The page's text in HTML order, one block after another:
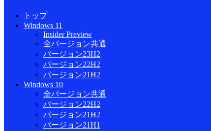
トップ
Windows 11
Insider Preview
全バージョン共通
バージョン23H2
バージョン22H2
バージョン21H2
Windows 10
全バージョン共通
バージョン22H2
バージョン21H2
バージョン21H1